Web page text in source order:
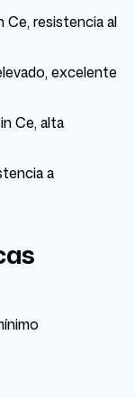
Ce, resistencia al
excelente
Ce, alta
a